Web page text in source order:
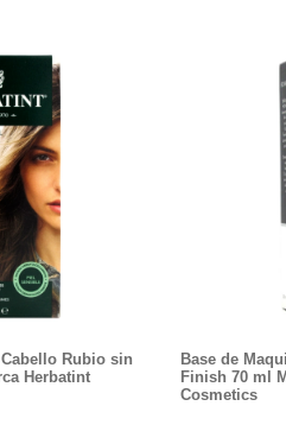
Rubio sin
Herbatint
Base de
Finish 70 ml
Cosmetics